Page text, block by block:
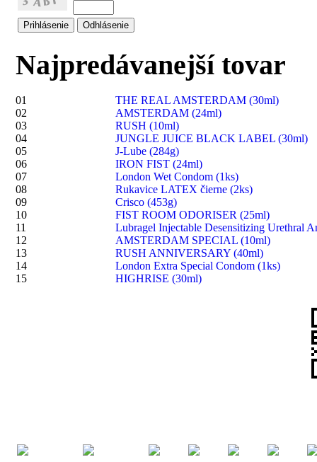
Najpredávanejší tovar
01
THE REAL AMSTERDAM (30ml)
02
AMSTERDAM (24ml)
03
RUSH (10ml)
04
JUNGLE JUICE BLACK LABEL (30ml)
05
J-Lube (284g)
06
IRON FIST (24ml)
07
London Wet Condom (1ks)
08
Rukavice LATEX čierne (2ks)
09
Crisco (453g)
10
FIST ROOM ODORISER (25ml)
11
Lubragel Injectable Desensitizing Urethral
12
AMSTERDAM SPECIAL (10ml)
13
RUSH ANNIVERSARY (40ml)
14
London Extra Special Condom (1ks)
15
HIGHRISE (30ml)